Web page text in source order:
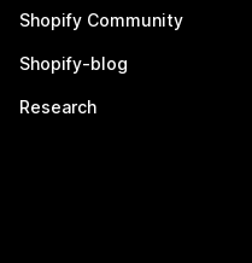
Shopify Community
Shopify-blog
Research